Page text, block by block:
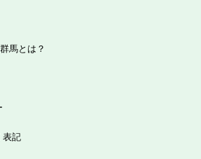
馬とは？
表記